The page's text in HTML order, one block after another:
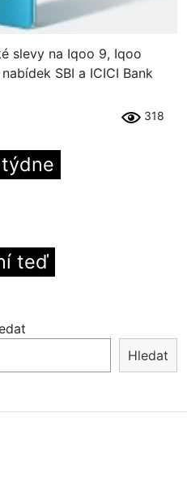
slevy na Iqoo 9, Iqoo
SBI a ICICI Bank
318
teď
Hledat